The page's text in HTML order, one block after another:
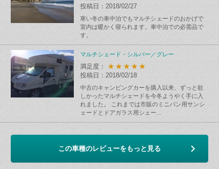
投稿日：2018/02/27
寒い冬の車中泊でもマルチシェードのおかげで
室内は暖かく寝られます。車中泊での必需品で
す。
マルチシェード・シルバー／グレー
満足度： ★★★★★
投稿日：2018/02/18
中古のキャンピングカーを購入以来、ずっと欲
しかったマルチシェードを今冬ようやく手に入
れました。 これまでは市販のミニバン用サンシ
ェードとドアガラス用シェー...
この車種のレビューをもっと見る